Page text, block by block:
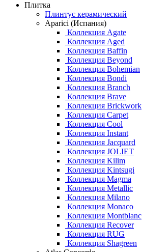
Плитка
Плинтус керамический
Aparici (Испания)
Коллекция Agate
Коллекция Aged
Коллекция Baffin
Коллекция Beyond
Коллекция Bohemian
Коллекция Bondi
Коллекция Branch
Коллекция Brave
Коллекция Brickwork
Коллекция Carpet
Коллекция Cool
Коллекция Instant
Коллекция Jacquard
Коллекция JOLIET
Коллекция Kilim
Коллекция Kintsugi
Коллекция Magma
Коллекция Metallic
Коллекция Milano
Коллекция Monaco
Коллекция Montblanc
Коллекция Recover
Коллекция RUG
Коллекция Shagreen